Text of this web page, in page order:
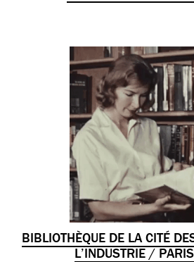
BIBLIOTHÈQUE DE LA CITÉ
L’INDUSTRIE /